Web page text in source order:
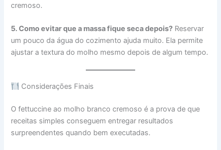
cremoso.
5. Como evitar que a massa fique seca depois? Reservar
um pouco da água do cozimento ajuda muito. Ela permite
ajustar a textura do molho mesmo depois de algum tempo.
Considerações Finais
O fettuccine ao molho branco cremoso é a prova de que
receitas simples conseguem entregar resultados
surpreendentes quando bem executadas.